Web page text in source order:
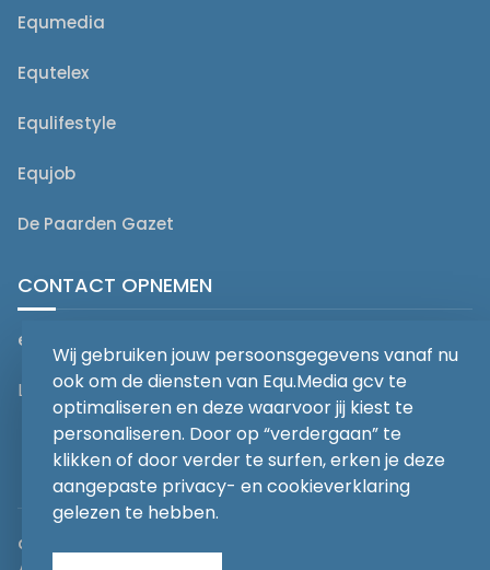
Equmedia
Equtelex
Equlifestyle
Equjob
De Paarden Gazet
CONTACT OPNEMEN
editorial@equmedia.be
Langendamdreef 22 9880 Aalter België
abonnementsvoorwaarden
Wij gebruiken jouw persoonsgegevens vanaf nu
ook om de diensten van Equ.Media gcv te
optimaliseren en deze waarvoor jij kiest te
personaliseren. Door op “verdergaan” te
klikken of door verder te surfen, erken je deze
aangepaste privacy- en cookieverklaring
gelezen te hebben.